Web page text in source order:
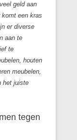
geld aan
komt een kras
er diverse
aan te
te
houten
meubelen,
het juiste
tegen